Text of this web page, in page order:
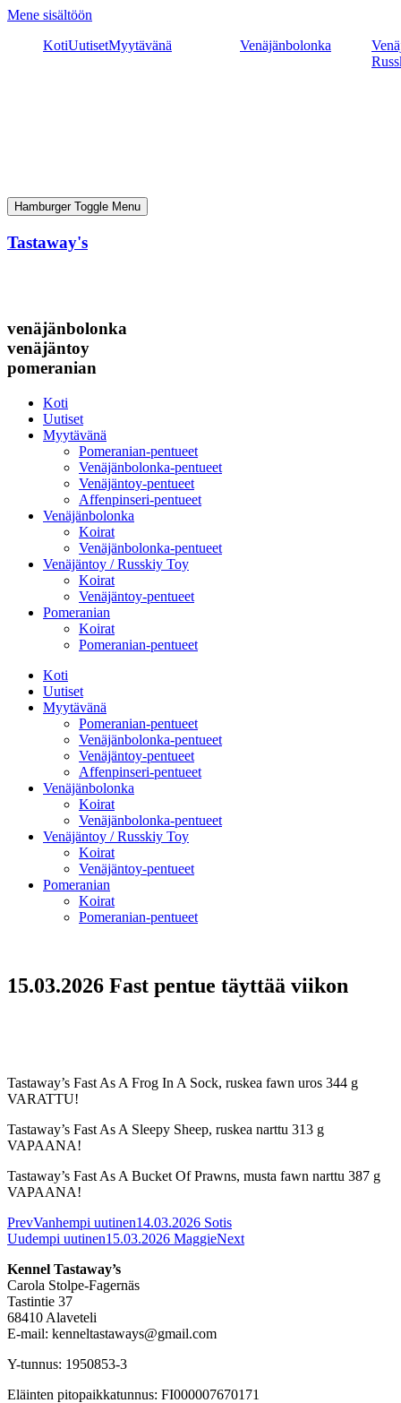
Mene sisältöön
KotiUutisetMyytävänä Venäjänbolonka
Hamburger Toggle Menu
Tastaway's
venäjänbolonka
venäjäntoy
pomeranian
Koti
Uutiset
Myytävänä
Pomeranian-pentueet
Venäjänbolonka-pentueet
Venäjäntoy-pentueet
Affenpinseri-pentueet
Venäjänbolonka
Koirat
Venäjänbolonka-pentueet
Venäjäntoy / Russkiy Toy
Koirat
Venäjäntoy-pentueet
Pomeranian
Koirat
Pomeranian-pentueet
Koti
Uutiset
Myytävänä
Pomeranian-pentueet
Venäjänbolonka-pentueet
Venäjäntoy-pentueet
Affenpinseri-pentueet
Venäjänbolonka
Koirat
Venäjänbolonka-pentueet
Venäjäntoy / Russkiy Toy
Koirat
Venäjäntoy-pentueet
Pomeranian
Koirat
Pomeranian-pentueet
15.03.2026 Fast pentue täyttää viikon
Tastaway’s Fast As A Frog In A Sock, ruskea fawn uros 344 g
VARATTU!
Tastaway’s Fast As A Sleepy Sheep, ruskea narttu 313 g
VAPAANA!
Tastaway’s Fast As A Bucket Of Prawns, musta fawn narttu 387 g
VAPAANA!
PrevVanhempi uutinen14.03.2026 Sotis
Uudempi uutinen15.03.2026 MaggieNext
Kennel Tastaway’s
Carola Stolpe-Fagernäs
Tastintie 37
68410 Alaveteli
E-mail: kenneltastaways@gmail.com
Y-tunnus: 1950853-3
Eläinten pitopaikkatunnus: FI000007670171